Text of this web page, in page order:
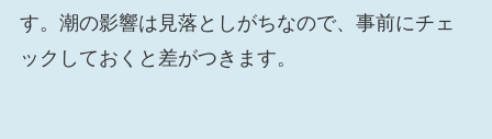
す。潮の影響は見落としがちなので、事前にチェ
ックしておくと差がつきます。